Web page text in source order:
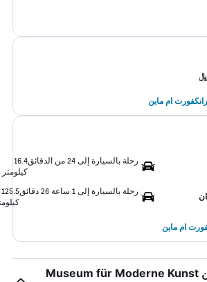
ام ماين
رحلة بالسيارة إلى 24 من الدقائق
16.4
كيلومتر
رحلة بالسيارة إلى 1 ساعة 26 دقائق
125.5
ام ماين
كم يبعد لويد هوتل عن Museum für Moderne Kunst